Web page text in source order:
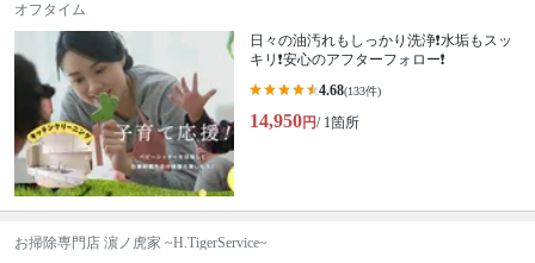
オフタイム
日々の油汚れもしっかり洗浄❗️水垢もスッ
キリ❗️安心のアフターフォロー❗️
4.68(133件)
14,950円/ 1箇所
お掃除専門店 濵ノ虎家 ~H.TigerService~